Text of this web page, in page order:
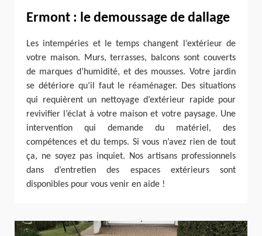
Ermont : le demoussage de dallage
Les intempéries et le temps changent l’extérieur de
votre maison. Murs, terrasses, balcons sont couverts
de marques d’humidité, et des mousses. Votre jardin
se détériore qu’il faut le réaménager. Des situations
qui requièrent un nettoyage d’extérieur rapide pour
revivifier l’éclat à votre maison et votre paysage. Une
intervention qui demande du matériel, des
compétences et du temps. Si vous n’avez rien de tout
ça, ne soyez pas inquiet. Nos artisans professionnels
dans d’entretien des espaces extérieurs sont
disponibles pour vous venir en aide !